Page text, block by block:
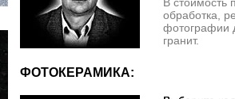
обработка,
фотографии
гранит.
ФОТОКЕРАМИКА: